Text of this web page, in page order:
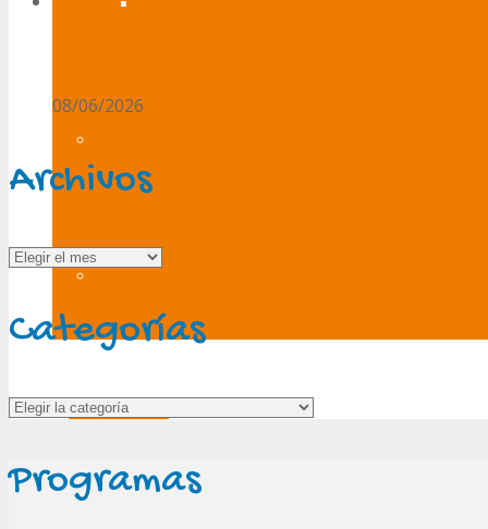
Servicio Jurídico
Publicaciones
08/06/2026
Archivos
Archivos
Categorías
Categorías
Programas